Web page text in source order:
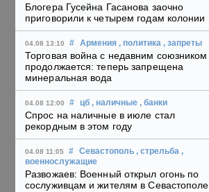
Блогера Гусейна Гасанова заочно
приговорили к четырем годам колонии
04.08 13:10 # Армения , политика , запреты
Торговая война с недавним союзником
продолжается: теперь запрещена
минеральная вода
04.08 12:00 # цб , наличные , банки
Спрос на наличные в июле стал
рекордным в этом году
04.08 11:05 # Севастополь , стрельба ,
военнослужащие
Развожаев: Военный открыл огонь по
сослуживцам и жителям в Севастополе